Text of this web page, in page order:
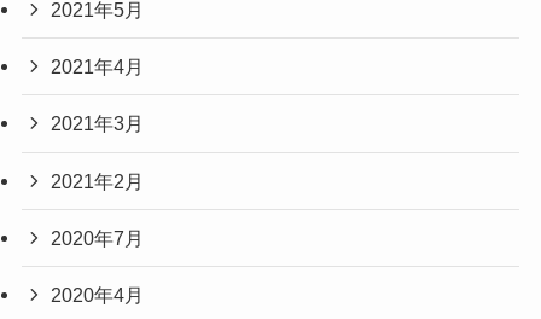
2021年5月
2021年4月
2021年3月
2021年2月
2020年7月
2020年4月